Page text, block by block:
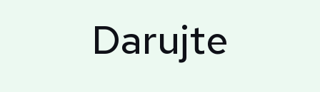
Darujte